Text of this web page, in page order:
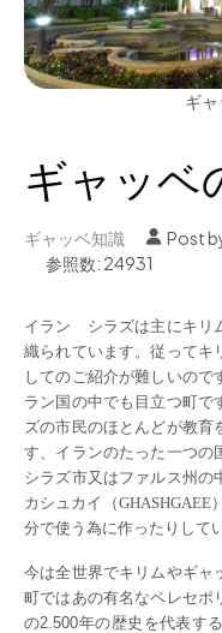
ギ
ギャッベ
ギャッベ知識 Post
参照数: 24931
イラン シラズは主にキリ
織られています。従ってキ
してのご紹介が難しいので
ラン国の中でも目立つ町で
ズの市民のほとんどが教育
す、イランのたった一つの
シラズ市又はファルス州の
カシュカイ（GHASHGAEE
分で使う為に作ったりして
今は全世界でキリムやギャ
町ではあの有名なペレセポ
の2.500年の歴史を代表す